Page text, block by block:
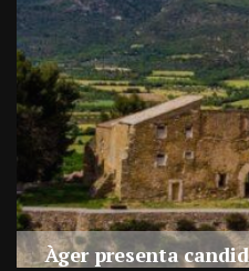
Àger presenta